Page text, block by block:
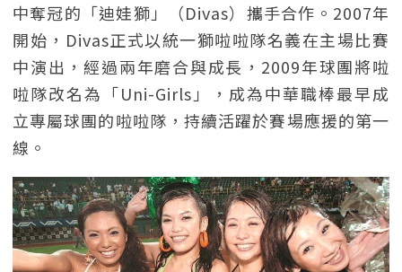
中奪冠的「迪娃獅」（Divas）攜手合作。2007年
開始，Divas正式以統一獅啦啦隊名義在主場比賽
中演出，經過兩年磨合與成長，2009年球團將啦
啦隊改名為「Uni-Girls」，成為中華職棒最早成
立專屬球團的啦啦隊，持續活躍於賽場應援的第一
線。